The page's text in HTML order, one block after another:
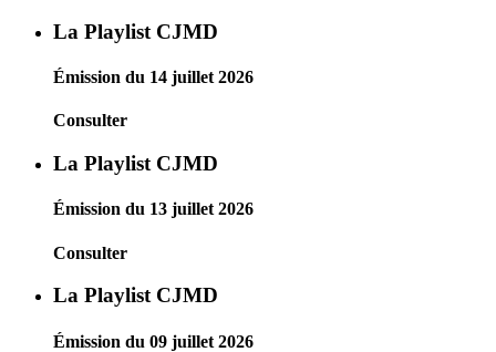
La Playlist CJMD
Émission du 14 juillet 2026
Consulter
La Playlist CJMD
Émission du 13 juillet 2026
Consulter
La Playlist CJMD
Émission du 09 juillet 2026